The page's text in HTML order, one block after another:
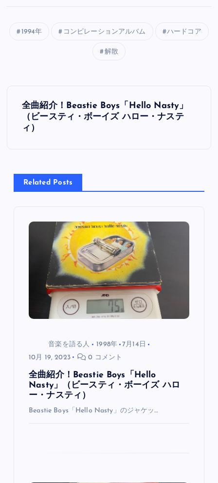
1994年 コンピレーションアルバム ハードコア
解散
投
ビ
ゲ
全曲紹介！Beastie Boys「Hello Nasty」
（ビースティ・ボーイズ ハロー・ナステ
ィ）
Related Posts
音楽を語る人 1998年
7月14日
10月 19, 2023
0 コメント
全曲紹介！Beastie Boys「Hello
Nasty」（ビースティ・ボーイズ ハロ
ー・ナスティ）
Beastie Boys「Hello Nasty」のジャケッ…